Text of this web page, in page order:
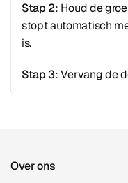
Stap 2: Houd de
stopt automatisch
is.
Stap 3: Vervang de
Over ons